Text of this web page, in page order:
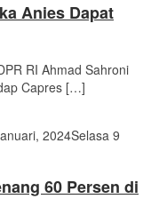
Anies Dapat
RI Ahmad Sahroni
Capres […]
2024Selasa 9
60 Persen di